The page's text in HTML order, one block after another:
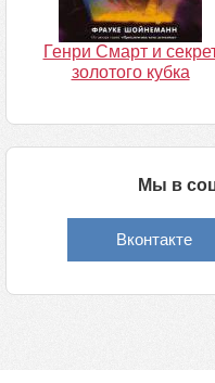
Генри Смарт и
золотого кубка
Мы в
Вконтакте